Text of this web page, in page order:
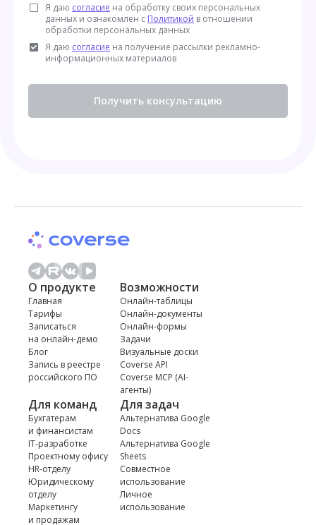
Я даю согласие на обработку своих персональных
данных и ознакомлен с Политикой в отношении
обработки персональных данных
Я даю согласие на получение рассылки рекламно-
информационных материалов
Получить консультацию
О продукте
Главная
Тарифы
Записаться
на онлайн-демо
Блог
Запись в реестре
российского ПО
Возможности
Онлайн-таблицы
Онлайн-документы
Онлайн-формы
Задачи
Визуальные доски
Coverse API
Coverse MCP (AI-
агенты)
Для команд
Бухгатерам
и финансистам
IT-разработке
Проектному офису
HR-отделу
Юридическому
отделу
Маркетингу
и продажам
Для задач
Альтернатива Google
Docs
Альтернатива Google
Sheets
Совместное
использование
Личное
использование